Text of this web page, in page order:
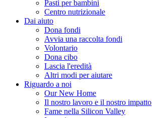
Pasti per bambini
Centro nutrizionale
Dai aiuto
Dona fondi
Avvia una raccolta fondi
Volontario
Dona cibo
Lascia l'eredità
Altri modi per aiutare
Riguardo a noi
Our New Home
Il nostro lavoro e il nostro impatto
Fame nella Silicon Valley